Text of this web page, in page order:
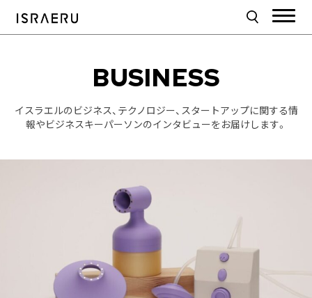
BUSINESS
イスラエルのビジネス、テクノロジー、スタートアップに関する情
報やビジネスキーパーソンのインタビューをお届けします。